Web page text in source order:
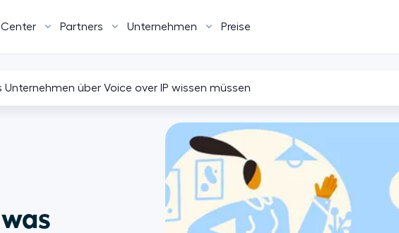
Partners Unternehmen Preise
über Voice over IP wissen müssen